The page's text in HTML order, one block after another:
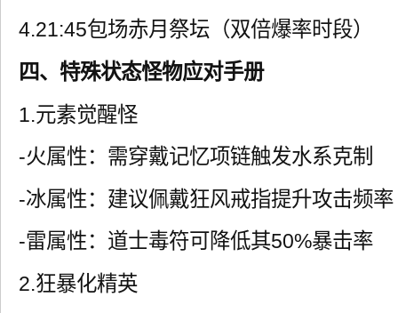
4.21:45包场赤月祭坛（双倍爆率时段）
四、特殊状态怪物应对手册
1.元素觉醒怪
-火属性：需穿戴记忆项链触发水系克制
-冰属性：建议佩戴狂风戒指提升攻击频率
-雷属性：道士毒符可降低其50%暴击率
2.狂暴化精英